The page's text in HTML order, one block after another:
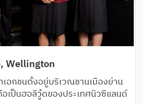
Wellington
เอกชนตั้งอยู่บริเวณชานเมืองย่าน
เป็นฮอลีวู้ดของประเทศนิวซีแลนด์